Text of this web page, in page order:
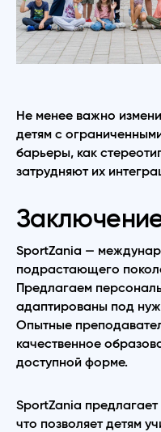
Не менее важно
детям с
барьеры, как
затрудняют их
SportZania —
подрастающего
Предлагаем
адаптированы под
Опытные
качественное
доступной форме.
SportZania предлагает
что позволяет детям